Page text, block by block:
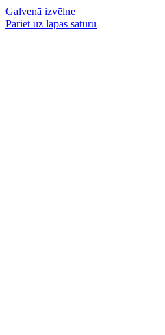
Galvenā izvēlne
Pāriet uz lapas saturu